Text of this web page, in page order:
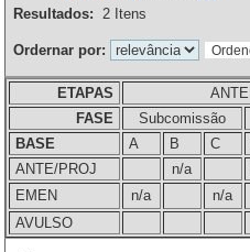
Resultados: 2Itens
Ordernar por:
ETAPAS
FASE
Subcomissão
BASE
A B C
ANTE/PROJ
n/a
EMEN
n/a n/a
AVULSO